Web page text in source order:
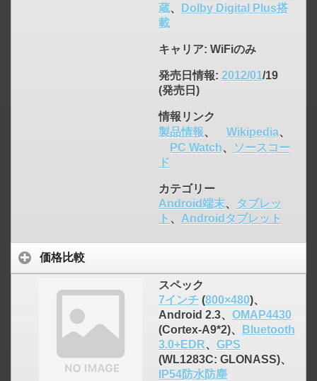
蔵、
Dolby Digital Plus搭
載
キャリア: WiFiのみ
発売日情報: 2012/01/19
(発売日)
情報リンク
製品情報、 Wikipedia、
PC Watch、
ソースコー
ド
カテゴリー
Android端末、
タブレッ
ト 、 Androidタブレット
価格比較
スペック
7インチ(800×480)、
Android 2.3、 OMAP4430
(Cortex-A9*2)、
Bluetooth
3.0+EDR、 GPS
(WL1283C: GLONASS)、
IP54防水防塵